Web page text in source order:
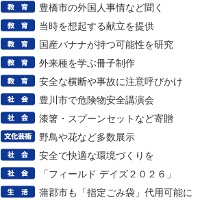
豊橋市の外国人事情など聞く
当時を想起する献立を提供
国産バナナが持つ可能性を研究
外来種を学ぶ冊子制作
安全な横断や事故に注意呼びかけ
豊川市で危険物安全講演会
漆箸・スプーンセットなど寄贈
野鳥や花など多数展示
安全で快適な環境づくりを
「フィールド デイズ２０２６」
蒲郡市も「指定ごみ袋」代用可能に